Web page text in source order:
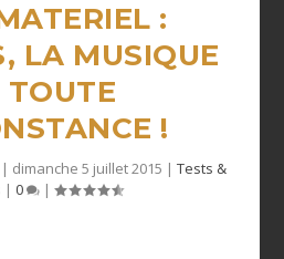
:
LA MUSIQUE
TOUTE
!
dimanche 5 juillet 2015 | Tests &
| 0 |